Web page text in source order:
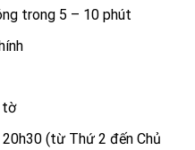
trong 5 – 10 phút
tờ
(từ Thứ 2 đến Chủ